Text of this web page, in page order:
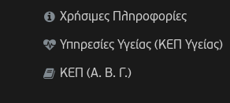
Χρήσιμες Πληροφορίες
Υπηρεσίες Υγείας (ΚΕΠ Υγείας)
ΚΕΠ (Α. Β. Γ.)